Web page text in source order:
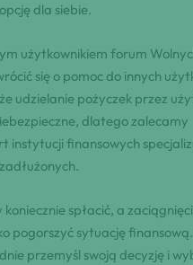
dla siebie.
użytkownikiem forum
się o pomoc do innych
udzielanie pożyczek przez
dlatego zalecamy
instytucji finansowych
spłacić, a
pogorszyć sytuację
przemyśl swoją decyzję i